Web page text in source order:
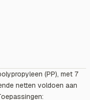
(PP), met 7
netten voldoen aan